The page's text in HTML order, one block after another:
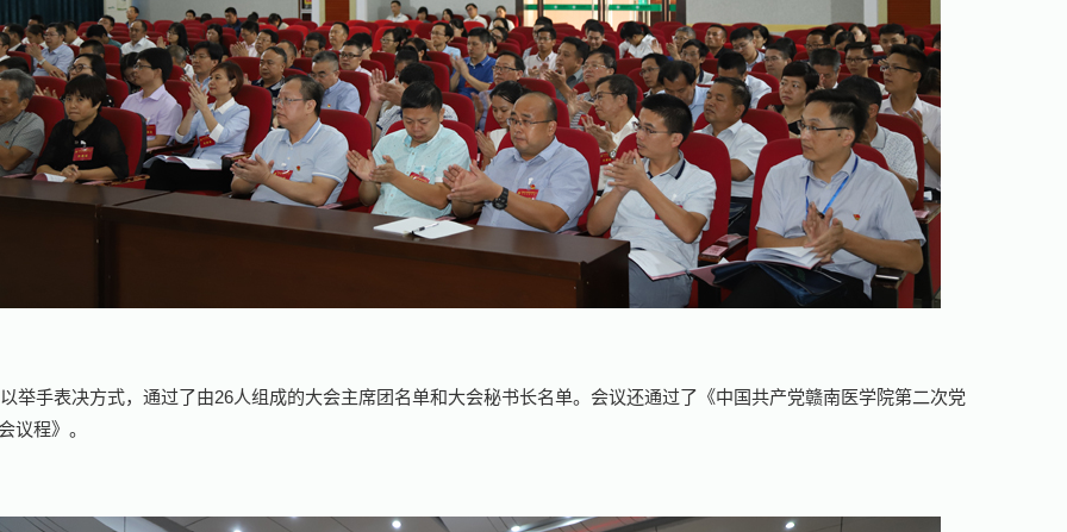
举手表决方式，通过了由26人组成的大会主席团名单和大会秘书长名单。会议还通过了《中国共产党赣南医学院第二次党
议程》。